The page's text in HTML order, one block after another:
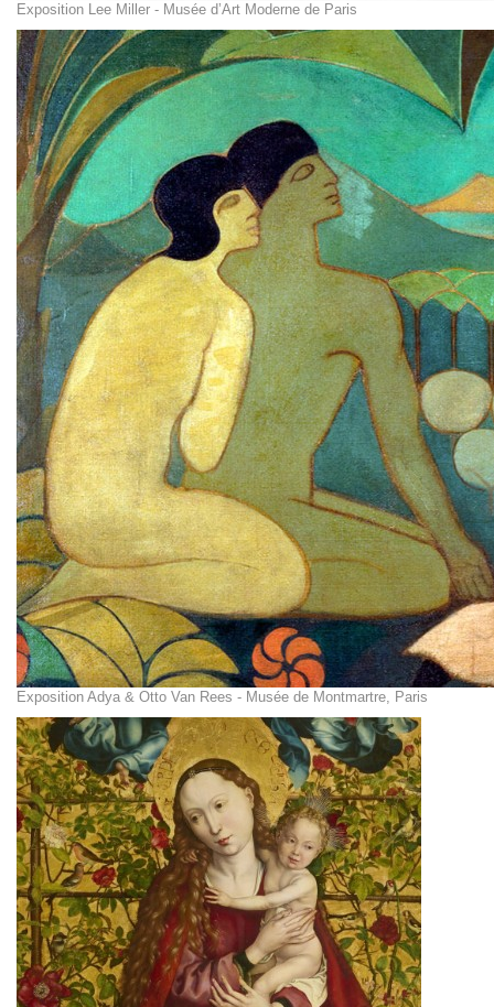
Exposition Lee Miller - Musée d’Art Moderne de Paris
Exposition Adya & Otto Van Rees - Musée de Montmartre, Paris